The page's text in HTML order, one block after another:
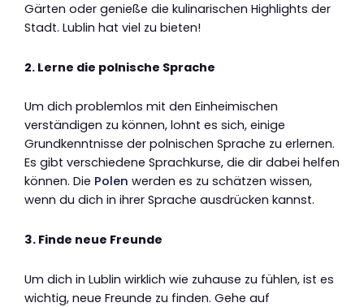
Gärten oder genieße die kulinarischen Highlights der
Stadt. Lublin hat viel zu bieten!
2. Lerne die polnische Sprache
Um dich problemlos mit den Einheimischen
verständigen zu können, lohnt es sich, einige
Grundkenntnisse der polnischen Sprache zu erlernen.
Es gibt verschiedene Sprachkurse, die dir dabei helfen
können. Die Polen werden es zu schätzen wissen,
wenn du dich in ihrer Sprache ausdrücken kannst.
3. Finde neue Freunde
Um dich in Lublin wirklich wie zuhause zu fühlen, ist es
wichtig, neue Freunde zu finden. Gehe auf